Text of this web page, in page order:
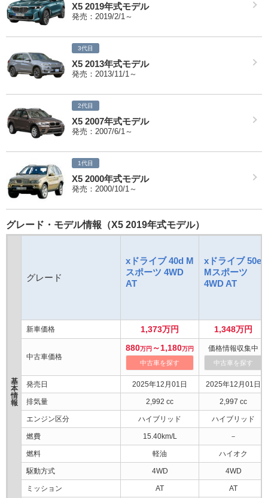
X5 2019年式モデル
発売：2019/2/1～
3代目
X5 2013年式モデル
発売：2013/11/1～
2代目
X5 2007年式モデル
発売：2007/6/1～
1代目
X5 2000年式モデル
発売：2000/10/1～
グレード・モデル情報（X5 2019年式モデル）
基
本
情
報
グレード
xドライブ 40d M
スポーツ 4WD
AT
xドライブ 50e
Mスポーツ
4WD AT
新車価格 1,373万円 1,348万円
中古車価格
880万円 ～1,180万円
中古車を探す
価格情報収集中
中古車を探す
発売日 2025年12月01日 2025年12月01日
排気量 2,992 cc 2,997 cc
エンジン区分 ハイブリッド ハイブリッド
燃費 15.40km/L －
燃料 軽油 ハイオク
駆動方式 4WD 4WD
ミッション AT AT